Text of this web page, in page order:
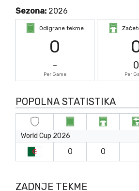
Sezona: 2026
Odigrane tekme
0
-
Per Game
0
Per
POPOLNA STATISTIKA
World Cup 2026
0 0
ZADNJE TEKME